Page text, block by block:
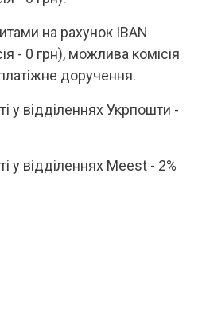
на рахунок IBAN
- 0 грн), можлива комісія
доручення.
у відділеннях Укрпошти -
у відділеннях Meest - 2%